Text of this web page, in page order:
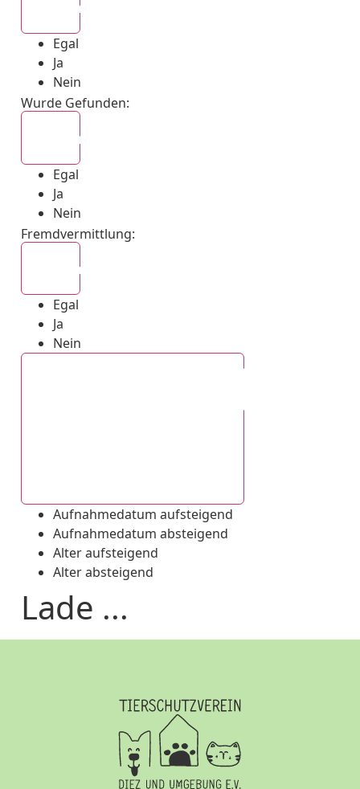
Egal
Ja
Nein
Wurde Gefunden:
Egal
Ja
Nein
Fremdvermittlung:
Egal
Ja
Nein
Aufnahmedatum aufsteigend
Aufnahmedatum absteigend
Alter aufsteigend
Alter absteigend
Lade ...